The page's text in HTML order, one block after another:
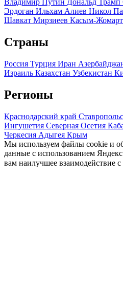
Владимир Путин Дональд Трамп
Эрдоган Ильхам Алиев Никол
Шавкат Мирзиеев Касым-Жомарт
Страны
Россия Турция Иран
Израиль Казахстан Узбекистан
Регионы
Краснодарский край
Ингушетия Северная Осетия
Черкесия Адыгея Крым
Мы используем файлы cookie и
данные с использованием
вам наилучшее взаимодействие